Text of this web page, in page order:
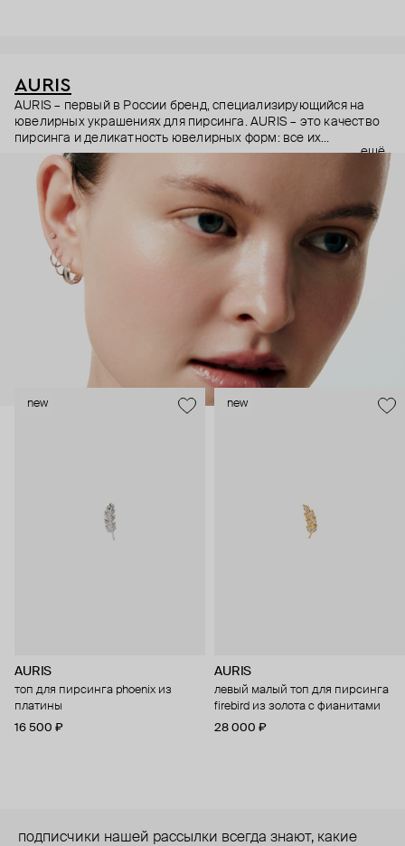
AURIS
AURIS – первый в России бренд, специализирующийся на
ювелирных украшениях для пирсинга. AURIS – это качество
пирсинга и деликатность ювелирных форм: все их
украшения ручной работы. В процессе создания участвуют
как профессиональные пирсеры (они отвечают за
безопасность и эргономичность пирсинга), так и ювелирные
стилисты (благодаря им дизайн соответствует трендам, а
украшения легко сочетаются между собой).
Украшения AURIS – для тех, кто открыто выражает себя, но
делает это интеллигентно и по-взрослому.
ещё
new
AURIS
топ для пирсинга phoenix из
платины
16 500 ₽
new
AURIS
левый малый топ для пирсинга
firebird из золота с фианитами
28 000 ₽
подписчики нашей рассылки всегда знают, какие